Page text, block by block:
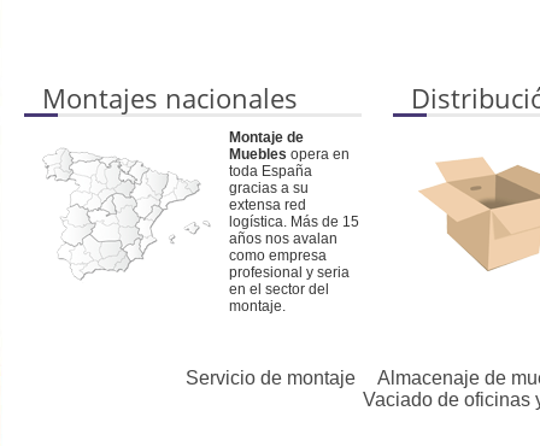
Montajes nacionales
Montaje de
Muebles opera en
toda España
gracias a su
extensa red
logística. Más de 15
años nos avalan
como empresa
profesional y seria
en el sector del
montaje.
Servicio de montaje
Almacenaje de
Vaciado de oficinas